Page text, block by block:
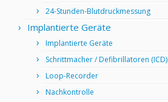
24-Stunden-Blutdruckmessung
Implantierte Geräte
Implantierte Geräte
Schrittmacher / Defibrillatoren (ICD)
Loop-Recorder
Nachkontrolle